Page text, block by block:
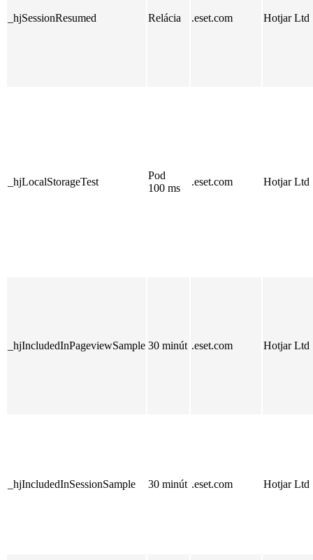
_hjSessionResumed Relácia .eset.com Hotjar Ltd
_hjLocalStorageTest
Pod
100 ms
.eset.com Hotjar Ltd
_hjIncludedInPageviewSample 30 minút .eset.com Hotjar Ltd
_hjIncludedInSessionSample 30 minút .eset.com Hotjar Ltd